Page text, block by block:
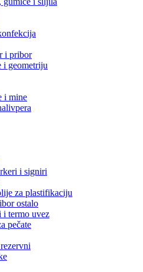
i pribor
i geometriju
i mine
i signiri
za plastifikaciju
ostalo
i termo uvez
pečate